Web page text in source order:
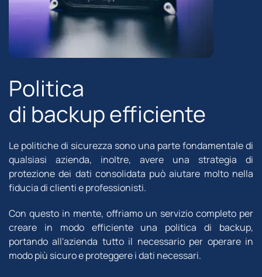
Politica
di backup efficiente
Le politiche di sicurezza sono una parte fondamentale di
qualsiasi azienda, inoltre, avere una strategia di
protezione dei dati consolidata può aiutare molto nella
fiducia di clienti e professionisti.
Con questo in mente, offriamo un servizio completo per
creare in modo efficiente una politica di backup,
portando all'azienda tutto il necessario per operare in
modo più sicuro e proteggere i dati necessari.